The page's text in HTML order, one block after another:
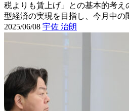
税よりも賃上げ」との基本的考
型経済の実現を目指し、今月中の
2025/06/08 宇佐 治朗